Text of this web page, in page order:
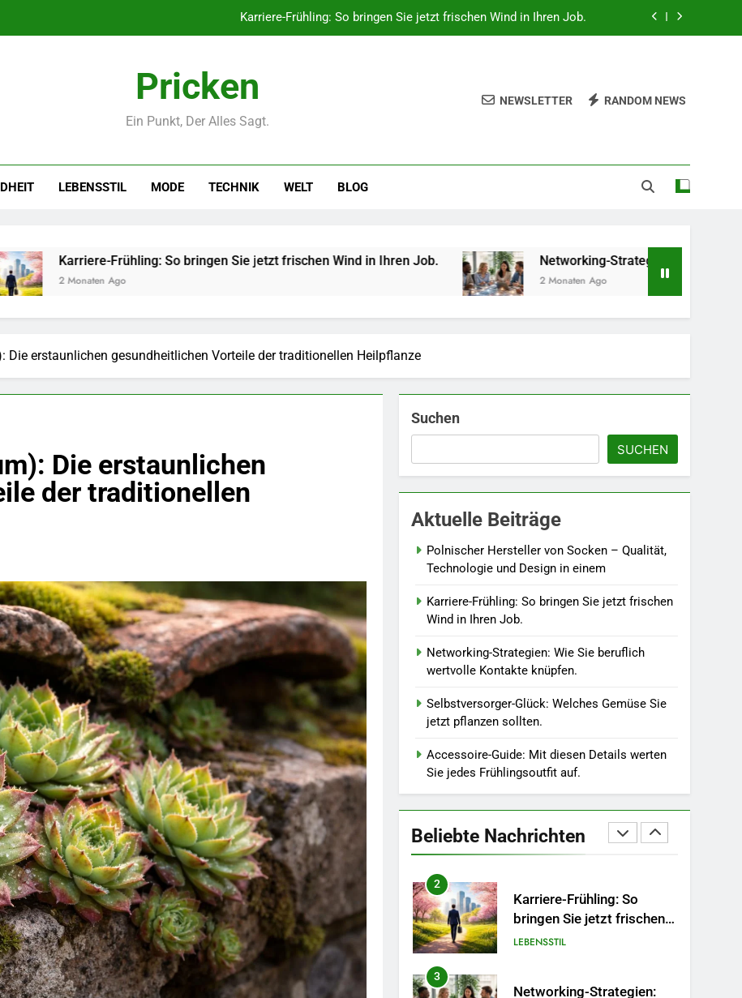
Networking-Strategien: Wie Sie beruflich wertvolle Kontakte knüpfen.
Polnischer Hersteller von Socken – Qualität, Technologie und Design in einem
Karriere-Frühling: So bringen Sie jetzt frischen Wind in Ihren Job.
Networking-Strategien: Wie Sie beruflich wertvolle Kontakte knüpfen.
Pricken
Ein Punkt, Der Alles Sagt.
NEWSLETTER RANDOM NEWS
LEBENSSTIL MODE TECHNIK WELT BLOG
Frühling: So bringen Sie jetzt frischen Wind in Ihren Job.
Ago
Networking-Strategien: Wie Sie beruflich wertvolle
2 Monaten Ago
Die erstaunlichen gesundheitlichen Vorteile der traditionellen Heilpflanze
Die erstaunlichen
der traditionellen
Suchen
SUCHEN
Aktuelle Beiträge
Polnischer Hersteller von Socken – Qualität,
Technologie und Design in einem
Karriere-Frühling: So bringen Sie jetzt frischen
Wind in Ihren Job.
Networking-Strategien: Wie Sie beruflich
wertvolle Kontakte knüpfen.
Selbstversorger-Glück: Welches Gemüse Sie
jetzt pflanzen sollten.
Accessoire-Guide: Mit diesen Details werten
Sie jedes Frühlingsoutfit auf.
Beliebte Nachrichten
diesen Details werten Sie
Naturnah gärtnern: So
Garten.
LEBENSSTIL
Berufliche
Neuorientierung: Mut zum
Quereinstieg in der neuen
Saison.
LEBENSSTIL
Farbenpracht statt
Wintergrau: So
Pastelltöne in diesem
Jahr.
1
Socken – Qualität,
Technologie und Design in
Karriere-Frühling: So
bringen Sie jetzt frischen
3
Networking-Strategien:
Wie Sie beruflich wertvolle